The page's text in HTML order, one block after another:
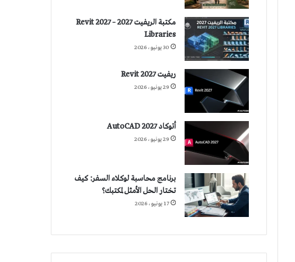
مكتبة الريفيت 2027 – Revit 2027
Libraries
30 يونيو، 2026
ريفيت 2027 Revit
29 يونيو، 2026
أتوكاد 2027 AutoCAD
29 يونيو، 2026
برنامج محاسبة لوكلاء السفر: كيف
تختار الحل الأمثل لمكتبك؟
17 يونيو، 2026